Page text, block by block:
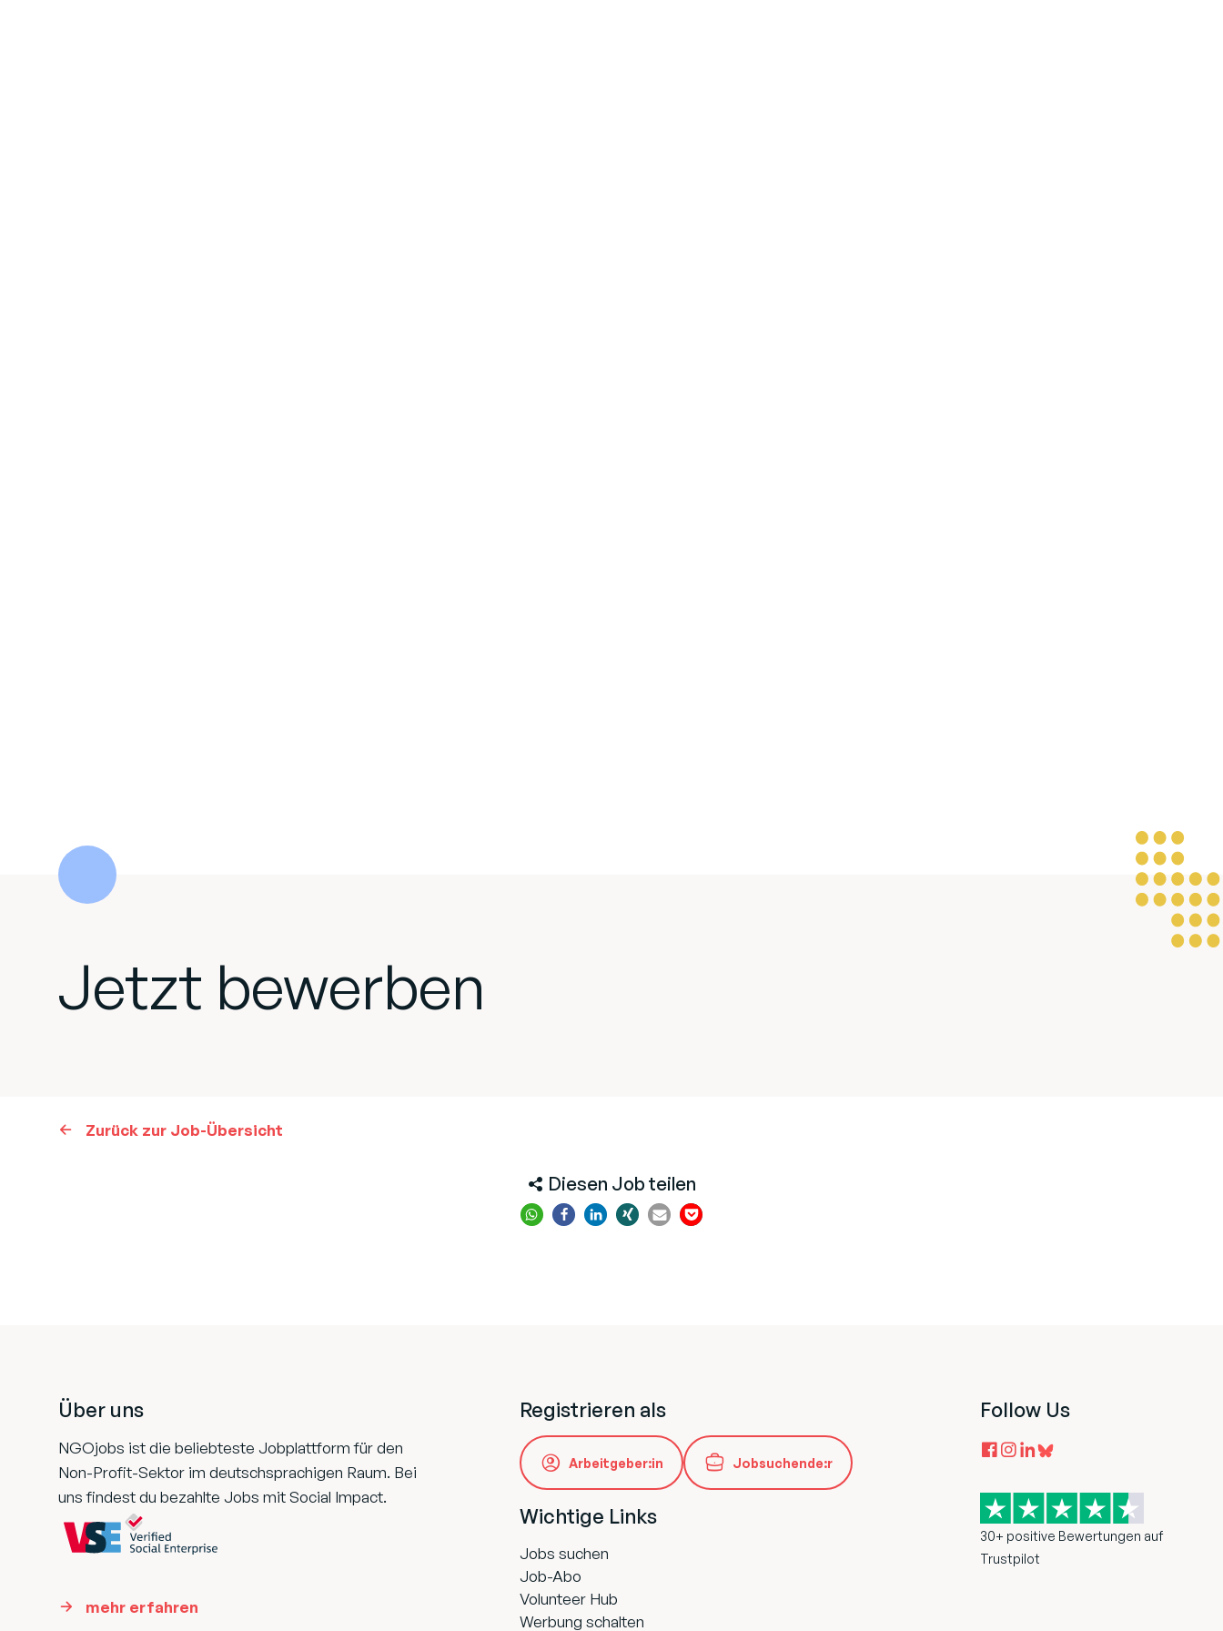
Jetzt bewerben
Zurück zur Job-Übersicht
Diesen Job teilen
Über uns
NGOjobs ist die beliebteste Jobplattform für den
Non-Profit-Sektor im deutschsprachigen Raum. Bei
uns findest du bezahlte Jobs mit Social Impact.
mehr erfahren
Registrieren als
Arbeitgeber:in Jobsuchende:r
Wichtige Links
Jobs suchen
Job-Abo
Volunteer Hub
Werbung schalten
Follow Us
30+ positive Bewertungen auf
Trustpilot